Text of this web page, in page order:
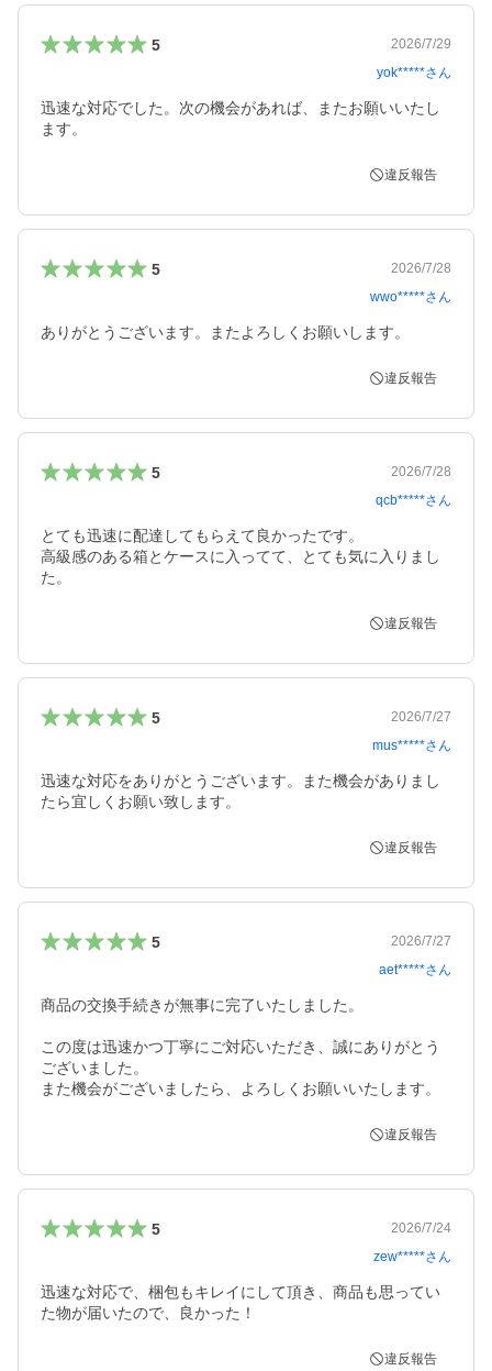
5
2026/7/29
yok*****さん
迅速な対応でした。次の機会があれば、またお願いいたし
ます。
違反報告
5
2026/7/28
wwo*****さん
ありがとうございます。またよろしくお願いします。
違反報告
5
2026/7/28
qcb*****さん
とても迅速に配達してもらえて良かったです。
高級感のある箱とケースに入ってて、とても気に入りまし
た。
違反報告
5
2026/7/27
mus*****さん
迅速な対応をありがとうございます。また機会がありまし
たら宜しくお願い致します。
違反報告
5
2026/7/27
aet*****さん
商品の交換手続きが無事に完了いたしました。
この度は迅速かつ丁寧にご対応いただき、誠にありがとう
ございました。
また機会がございましたら、よろしくお願いいたします。
違反報告
5
2026/7/24
zew*****さん
迅速な対応で、梱包もキレイにして頂き、商品も思ってい
た物が届いたので、良かった！
違反報告